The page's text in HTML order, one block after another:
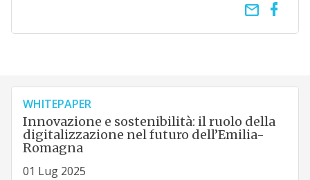
email
WHITEPAPER
Innovazione e sostenibilità: il ruolo della
digitalizzazione nel futuro dell’Emilia-
Romagna
01 Lug 2025